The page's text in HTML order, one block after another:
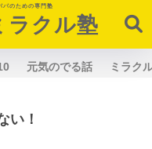
パのための専門塾
ラクル塾
元気のでる話 ミラク
い！